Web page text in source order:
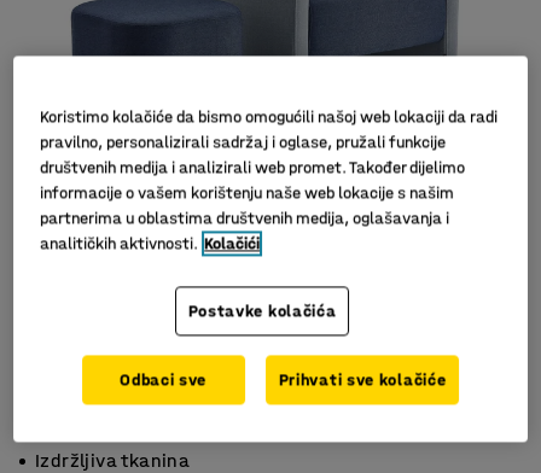
Fleksibilna fotelja sa stolicom
Izdržljiva tkanina
Koristimo kolačiće da bismo omogućili našoj web lokaciji da radi
pravilno, personalizirali sadržaj i oglase, pružali funkcije
društvenih medija i analizirali web promet. Također dijelimo
informacije o vašem korištenju naše web lokacije s našim
partnerima u oblastima društvenih medija, oglašavanja i
analitičkih aktivnosti. Kolačići
Postavke kolačića
Odbaci sve Prihvati sve kolačiće